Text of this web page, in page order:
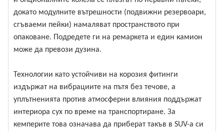
докато модулните вътрешности (подвижни резервоари,
сгъваеми пейки) намаляват пространството при
опаковане. Подредете ги на ремаркета и един камион
може да превози дузина.
Технологии като устойчиви на корозия фитинги
издържат на вибрациите на пътя без течове, а
уплътненията против атмосферни влияния поддържат
интериора сух по време на транспортиране. За
кемперите това означава да приберат такъв в SUV-а си